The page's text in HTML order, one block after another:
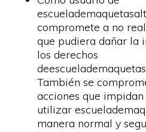
compromete a no
que pudiera dañar la
los derechos
También se
acciones que
utilizar
manera normal y